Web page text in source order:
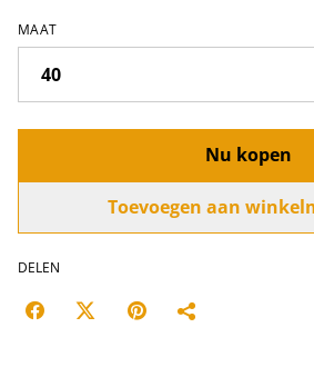
MAAT
Nu kopen
Toevoegen aan
DELEN